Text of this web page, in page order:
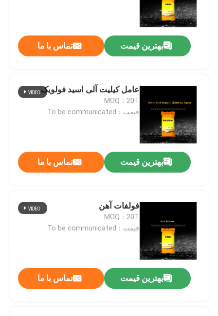
بهترین قیمت تماس با ما
عامل کیلیت آلی اسید فولویک
MOQ：20T
قیمت：To be communicated
بهترین قیمت تماس با ما
فولفات آهن
MOQ：20T
قیمت：To be communicated
بهترین قیمت تماس با ما